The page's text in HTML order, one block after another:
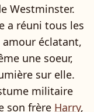
Westminster.
a réuni tous les
éclatant,
une soeur,
sur elle.
militaire
son frère Harry,